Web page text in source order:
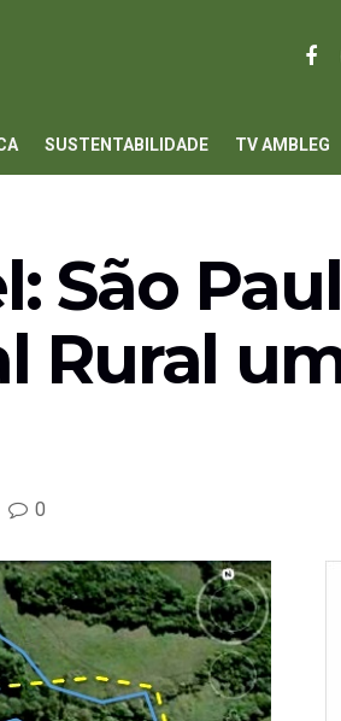
SUSTENTABILIDADE TV AMBLEG
São
Rural
0